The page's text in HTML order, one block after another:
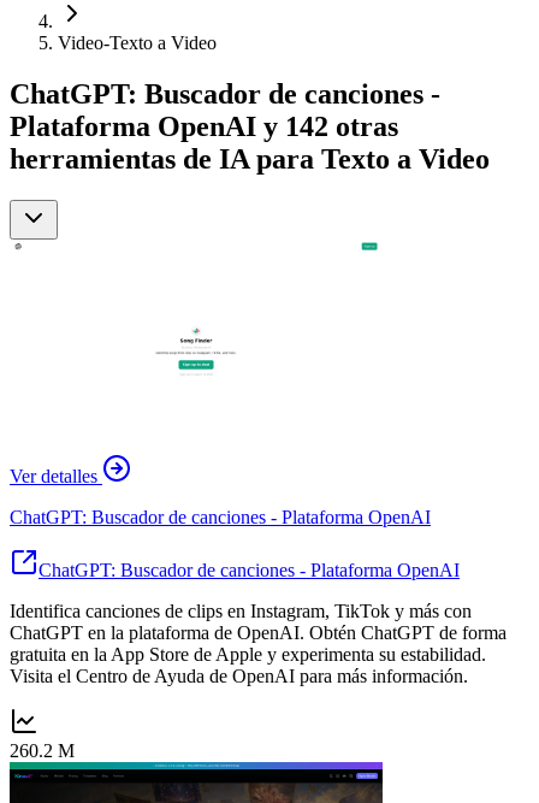
Video-Texto a Video
ChatGPT: Buscador de canciones -
Plataforma OpenAI y 142 otras
herramientas de IA para Texto a Video
Ver detalles
ChatGPT: Buscador de canciones - Plataforma OpenAI
ChatGPT: Buscador de canciones - Plataforma OpenAI
Identifica canciones de clips en Instagram, TikTok y más con
ChatGPT en la plataforma de OpenAI. Obtén ChatGPT de forma
gratuita en la App Store de Apple y experimenta su estabilidad.
Visita el Centro de Ayuda de OpenAI para más información.
260.2 M